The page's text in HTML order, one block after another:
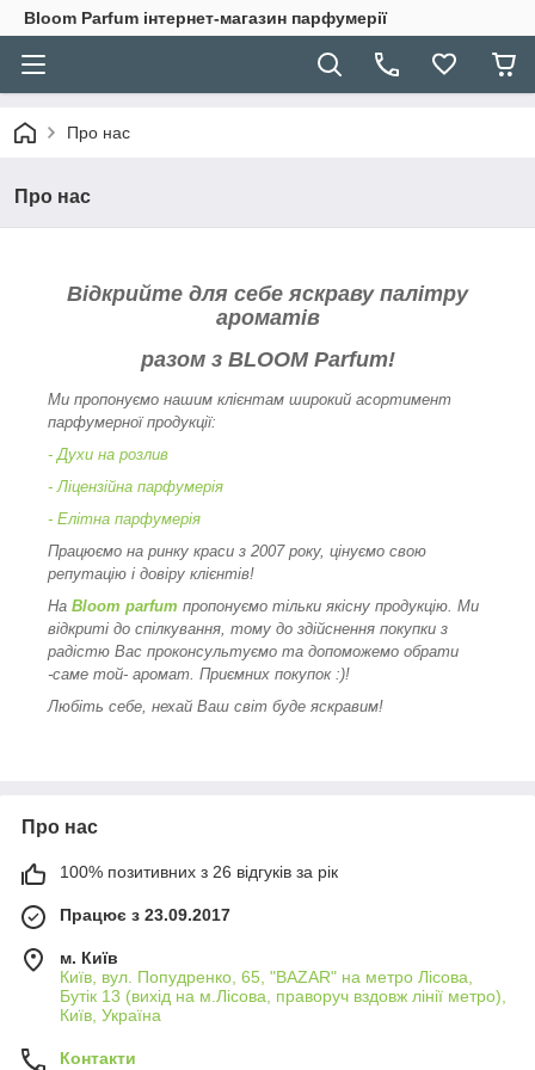
Bloom Parfum інтернет-магазин парфумерії
Про нас
Про нас
Відкрийте для себе яскраву палітру
ароматів
разом з BLOOM Parfum!
Ми пропонуємо нашим клієнтам широкий асортимент
парфумерної продукції:
- Духи на розлив
- Ліцензійна парфумерія
- Елітна парфумерія
Працюємо на ринку краси з 2007 року, цінуємо свою
репутацію і довіру клієнтів!
На Bloom parfum пропонуємо тільки якісну продукцію. Ми
відкриті до спілкування, тому до здійснення покупки з
радістю Вас проконсультуємо та допоможемо обрати
-саме той- аромат. Приємних покупок :)!
Любіть себе, нехай Ваш світ буде яскравим!
Про нас
100% позитивних з 26 відгуків за рік
Працює з 23.09.2017
м. Київ
Київ, вул. Попудренко, 65, "BAZAR" на метро Лісова,
Бутік 13 (вихід на м.Лісова, праворуч вздовж лінії метро),
Київ, Україна
Контакти